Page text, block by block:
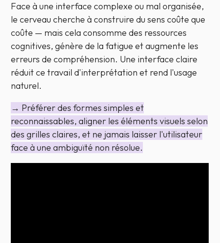
Face à une interface complexe ou mal organisée,
le cerveau cherche à construire du sens coûte que
coûte — mais cela consomme des ressources
cognitives, génère de la fatigue et augmente les
erreurs de compréhension. Une interface claire
réduit ce travail d'interprétation et rend l'usage
naturel.
→ Préférer des formes simples et
reconnaissables, aligner les éléments visuels selon
des grilles claires, et ne jamais laisser l'utilisateur
face à une ambiguïté non résolue.